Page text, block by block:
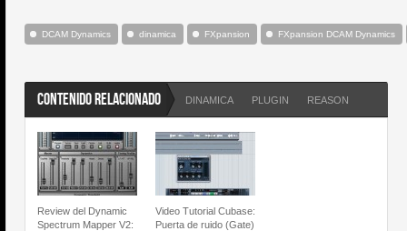
DCAM Dynamics dinamica FXpansion FXpansion DCAM Dynamics
CONTENIDO RELACIONADO DINAMICA PLUGIN REASON
Review del Dynamic
Spectrum Mapper V2:
Video Tutorial Cubase:
Puerta de ruido (Gate)